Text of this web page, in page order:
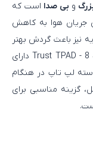
و بی‌ صدا است که
جریان هوا به کاهش
نیز باعث گردش بهتر
لپ‌ تاپ در هنگام
گزینه مناسبی برای